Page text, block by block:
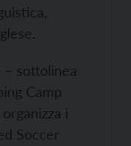
– sottolinea
Camp
i
Soccer